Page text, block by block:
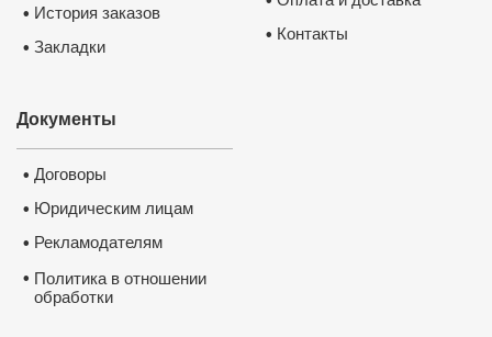
• Контакты
• История заказов
• Закладки
Документы
• Договоры
• Юридическим лицам
• Рекламодателям
• Политика в отношении
обработки